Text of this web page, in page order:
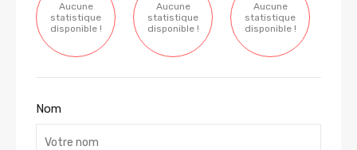
Aucune
statistique
disponible !
Aucune
statistique
disponible !
Aucune
statistique
disponible !
Nom